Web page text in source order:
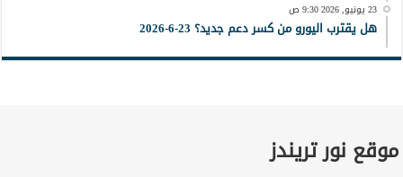
23 يونيو, 2026 9:30 ص
هل يقترب اليورو من كسر دعم جديد؟ 23-6-2026
موقع نور تريندز